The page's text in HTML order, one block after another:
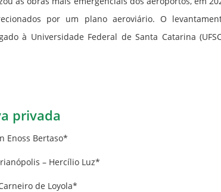
por um plano aeroviário. O
à Universidade Federal de Santa Catarina
privada
Enoss Bertaso*
– Hercílio Luz*
de Loyola*